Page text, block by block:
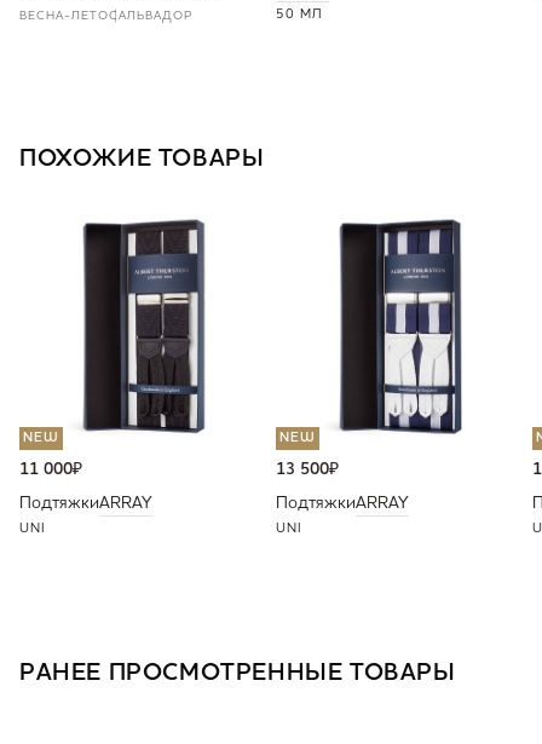
ВЕСНА-ЛЕТОСАЛЬВАДОР 50 МЛ
ПОХОЖИЕ ТОВАРЫ
NEW
11 000₽
ПодтяжкиARRAY
UNI
NEW
13 500₽
ПодтяжкиARRAY
UNI
РАНЕЕ ПРОСМОТРЕННЫЕ ТОВАРЫ